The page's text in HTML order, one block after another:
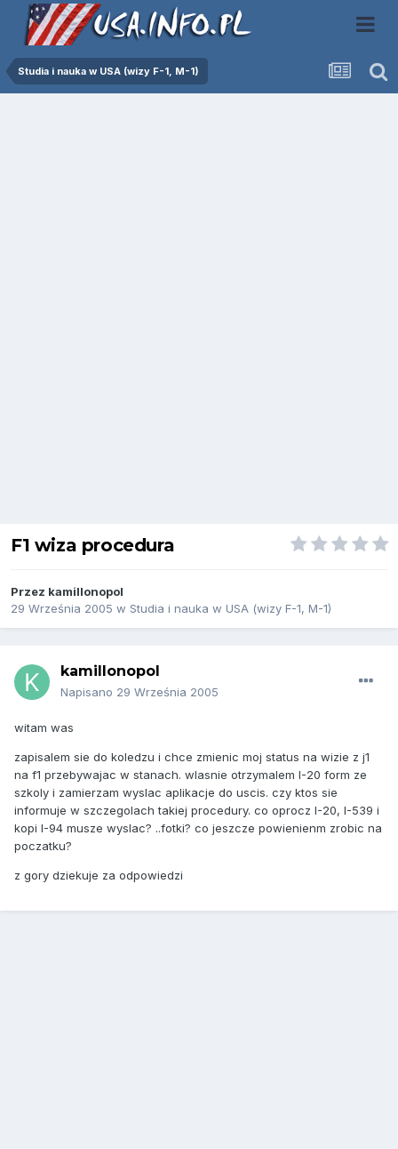
Studia i nauka w USA (wizy F-1, M-1)
F1 wiza procedura
Przez kamillonopol
29 Września 2005 w Studia i nauka w USA (wizy F-1, M-1)
kamillonopol
Napisano 29 Września 2005
witam was
zapisalem sie do koledzu i chce zmienic moj status na wizie z j1
na f1 przebywajac w stanach. wlasnie otrzymalem I-20 form ze
szkoly i zamierzam wyslac aplikacje do uscis. czy ktos sie
informuje w szczegolach takiej procedury. co oprocz I-20, I-539 i
kopi I-94 musze wyslac? ..fotki? co jeszcze powienienm zrobic na
poczatku?
z gory dziekuje za odpowiedzi